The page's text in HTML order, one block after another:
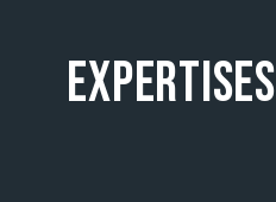
EXPERTISES